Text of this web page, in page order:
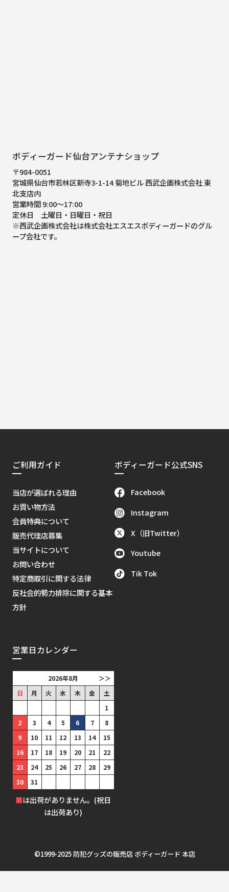
ボディーガード仙台アンテナショップ
〒984-0051
宮城県仙台市若林区新寺3-1-14 菊地ビル 西武企画株式会社 東
北支店内
営業時間 9:00～17:00
定休日 土曜日・日曜日・祝日
※西武企画株式会社は株式会社エスエスボディーガードのグル
ープ会社です。
ご利用ガイド
当店が選ばれる理由
お買い物方法
会員特典について
販売代理店募集
当サイトについて
お問い合わせ
特定商取引に関する法律
反社会的勢力排除に関する基本
方針
ボディーガード公式SNS
Facebook
Instagram
X（旧Twitter）
Youtube
Tik Tok
営業日カレンダー
＞＞
2026年8月
日
月 火 水 木 金
土
1
2
3 4 5 6 7
8
9
10 11 12 13 14
15
16
17 18 19 20 21
22
23
24 25 26 27 28
29
30
31
■は出荷がありません。(祝日
は出荷あり)
©1999-2025 防犯グッズの販売店 ボディーガード 本店